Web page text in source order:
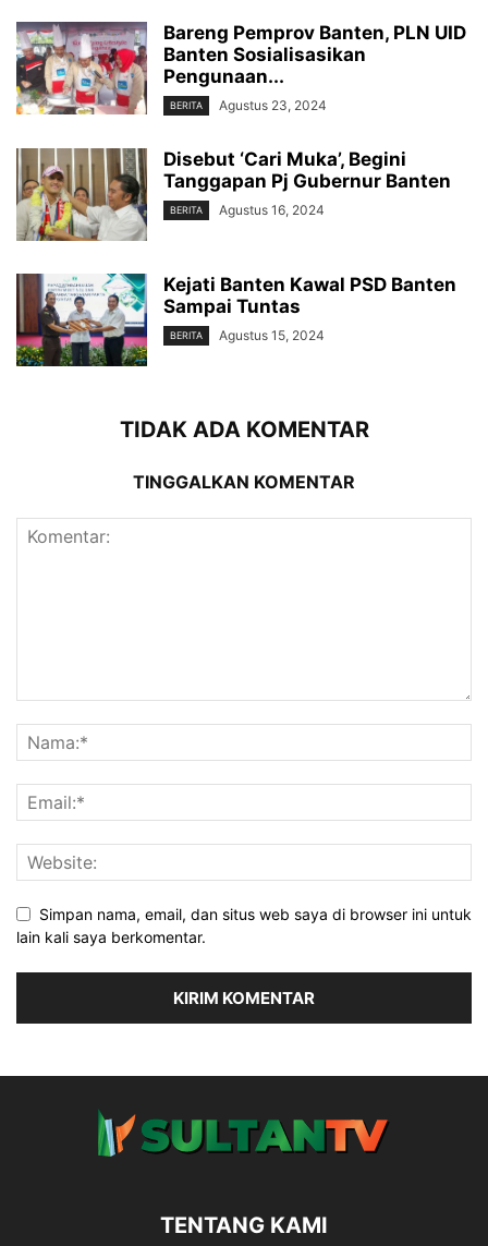
Bareng Pemprov Banten, PLN UID
Banten Sosialisasikan
Pengunaan...
BERITA Agustus 23, 2024
Disebut ‘Cari Muka’, Begini
Tanggapan Pj Gubernur Banten
BERITA Agustus 16, 2024
Kejati Banten Kawal PSD Banten
Sampai Tuntas
BERITA Agustus 15, 2024
TIDAK ADA KOMENTAR
TINGGALKAN KOMENTAR
Simpan nama, email, dan situs web saya di browser ini untuk
lain kali saya berkomentar.
TENTANG KAMI